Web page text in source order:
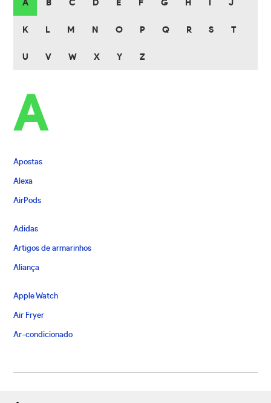
A B C D E F G H J
K L M N O P Q R S T
U V W X Y Z
A
Apostas
Alexa
AirPods
Adidas
Artigos de armarinhos
Aliança
Apple Watch
Air Fryer
Ar-condicionado